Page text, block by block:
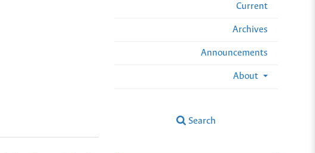
Current
Archives
Announcements
About
Search